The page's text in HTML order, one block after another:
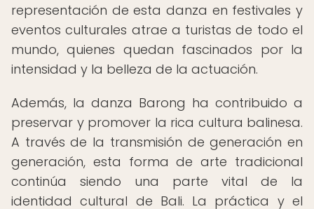
representación de esta danza en festivales y
eventos culturales atrae a turistas de todo el
mundo, quienes quedan fascinados por la
intensidad y la belleza de la actuación.
Además, la danza Barong ha contribuido a
preservar y promover la rica cultura balinesa.
A través de la transmisión de generación en
generación, esta forma de arte tradicional
continúa siendo una parte vital de la
identidad cultural de Bali. La práctica y el